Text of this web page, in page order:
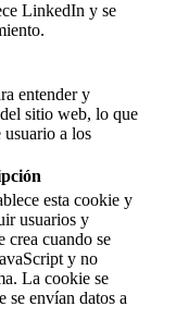
LinkedIn y se
entender y
sitio web, lo que
usuario a los
esta cookie y
usuarios y
crea cuando se
y no
La cookie se
se envían datos a